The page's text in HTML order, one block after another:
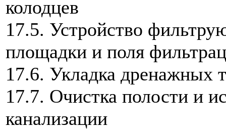
колодцев
17.5. Устройство
площадки и поля
17.6. Укладка дренажных
17.7. Очистка полости и
канализации